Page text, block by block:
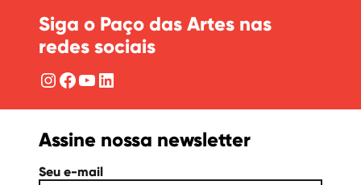
Siga o Paço das Artes nas
redes sociais
Instagram
Facebook
YouTube
LinkedIn
Assine nossa newsletter
Seu e-mail